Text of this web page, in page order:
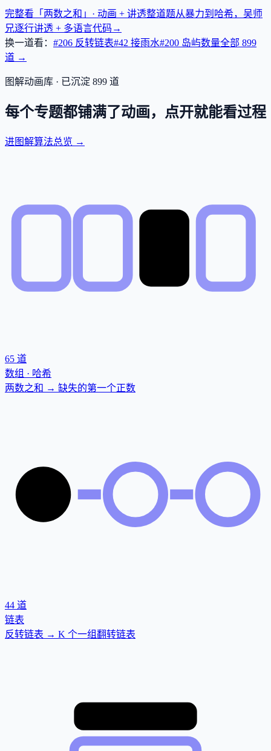
完整看「两数之和」· 动画 + 讲透整道题从暴力到哈希，吴师
兄逐行讲透 + 多语言代码 →
换一道看： #206 反转链表#42 接雨水#200 岛屿数量全部 899
道 →
图解动画库 · 已沉淀 899 道
每个专题都铺满了动画，点开就能看过程
进图解算法总览 →
65 道
数组 · 哈希
两数之和 → 缺失的第一个正数
44 道
链表
反转链表 → K 个一组翻转链表